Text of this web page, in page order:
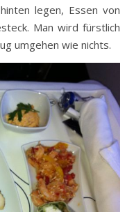
legen, Essen von
Man wird fürstlich
umgehen wie nichts.